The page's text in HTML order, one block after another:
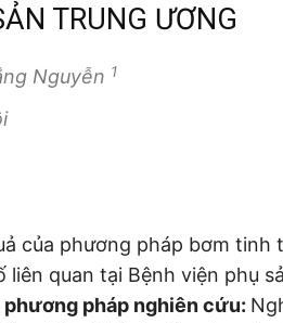
TRUNG ƯƠNG
Nguyễn 1
của phương pháp bơm tinh
liên quan tại Bệnh viện phụ
pháp nghiên cứu: